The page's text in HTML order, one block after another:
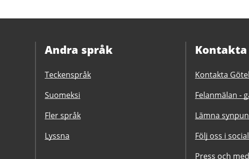
Andra språk
Teckenspråk
Suomeksi
Fler språk
Lyssna
Kontakta
Kontakta
Felanmälan -
Lämna
Följ oss i
Press och